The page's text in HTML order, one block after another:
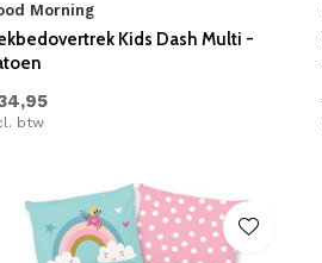
Morning
Kids Dash Multi -
btw